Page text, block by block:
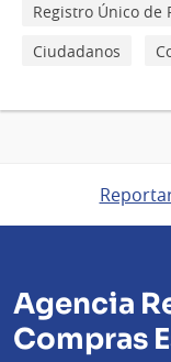
Registro Único de
Ciudadanos
Agencia
Compras